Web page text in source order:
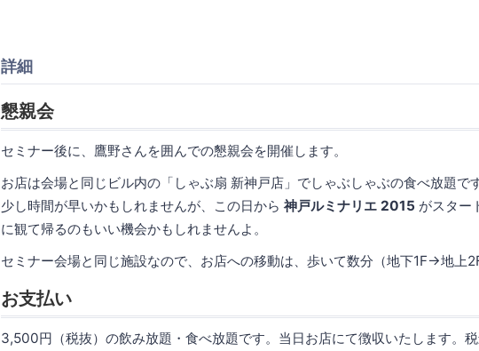
詳細
懇親会
セミナー後に、鷹野さんを囲んでの懇親会を開催します。
お店は会場と同じビル内の「しゃぶ扇 新神戸店」でしゃぶしゃぶの食べ放題で
少し時間が早いかもしれませんが、この日から 神戸ルミナリエ 2015 がスター
に観て帰るのもいい機会かもしれませんよ。
セミナー会場と同じ施設なので、お店への移動は、歩いて数分（地下1F→地上
お支払い
3,500円（税抜）の飲み放題・食べ放題です。当日お店にて徴収いたします。